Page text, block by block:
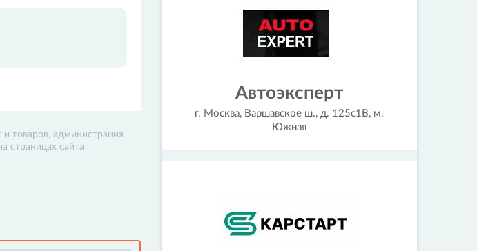
и товаров, администрация
страницах сайта
Автоэксперт
г. Москва, Варшавское ш., д. 125с1В, м.
Южная